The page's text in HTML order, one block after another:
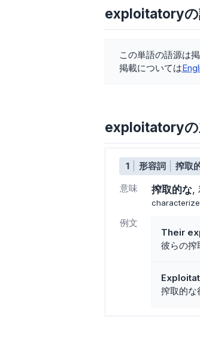
exploitatoryの
この単語の語源は
掲載については
exploitatoryの
1 形容詞
搾取
意味
搾取的な
例文
Their
彼らの搾
搾取的な